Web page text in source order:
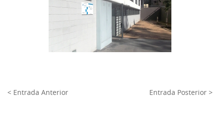
< Entrada Anterior Entrada Posterior >